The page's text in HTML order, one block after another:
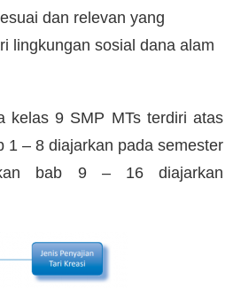
dan relevan yang
lingkungan sosial dana alam
kelas 9 SMP MTs terdiri atas
1 – 8 diajarkan pada semester
bab 9 – 16 diajarkan